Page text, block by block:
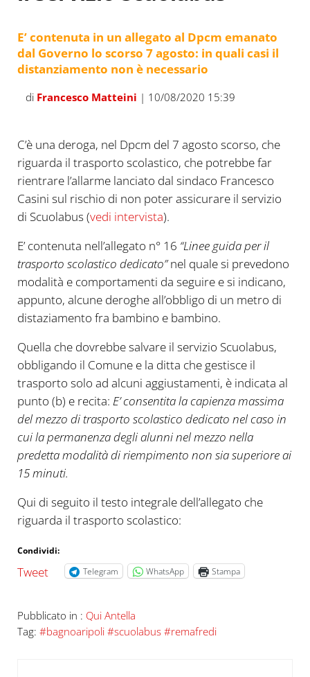
E’ contenuta in un allegato al Dpcm emanato
dal Governo lo scorso 7 agosto: in quali casi il
distanziamento non è necessario
di Francesco Matteini | 10/08/2020 15:39
C’è una deroga, nel Dpcm del 7 agosto scorso, che
riguarda il trasporto scolastico, che potrebbe far
rientrare l’allarme lanciato dal sindaco Francesco
Casini sul rischio di non poter assicurare il servizio
di Scuolabus (vedi intervista).
E’ contenuta nell’allegato n° 16 “Linee guida per il
trasporto scolastico dedicato”nel quale si prevedono
modalità e comportamenti da seguire e si indicano,
appunto, alcune deroghe all’obbligo di un metro di
distaziamento fra bambino e bambino.
Quella che dovrebbe salvare il servizio Scuolabus,
obbligando il Comune e la ditta che gestisce il
trasporto solo ad alcuni aggiustamenti, è indicata al
punto (b) e recita: E’ consentita la capienza massima
del mezzo di trasporto scolastico dedicato nel caso in
cui la permanenza degli alunni nel mezzo nella
predetta modalità di riempimento non sia superiore ai
15 minuti.
Qui di seguito il testo integrale dell’allegato che
riguarda il trasporto scolastico:
Condividi:
Tweet Telegram WhatsApp Stampa
Pubblicato in : Qui Antella
Tag: #bagnoaripoli #scuolabus #remafredi